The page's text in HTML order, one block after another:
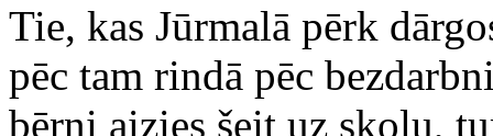
Tie, kas Jūrmalā pērk
pēc tam rindā pēc
bērni aizies šeit uz skolu,